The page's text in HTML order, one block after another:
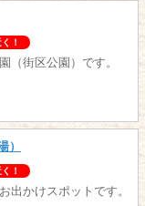
！
（街区公園）です。
）
！
出かけスポットです。